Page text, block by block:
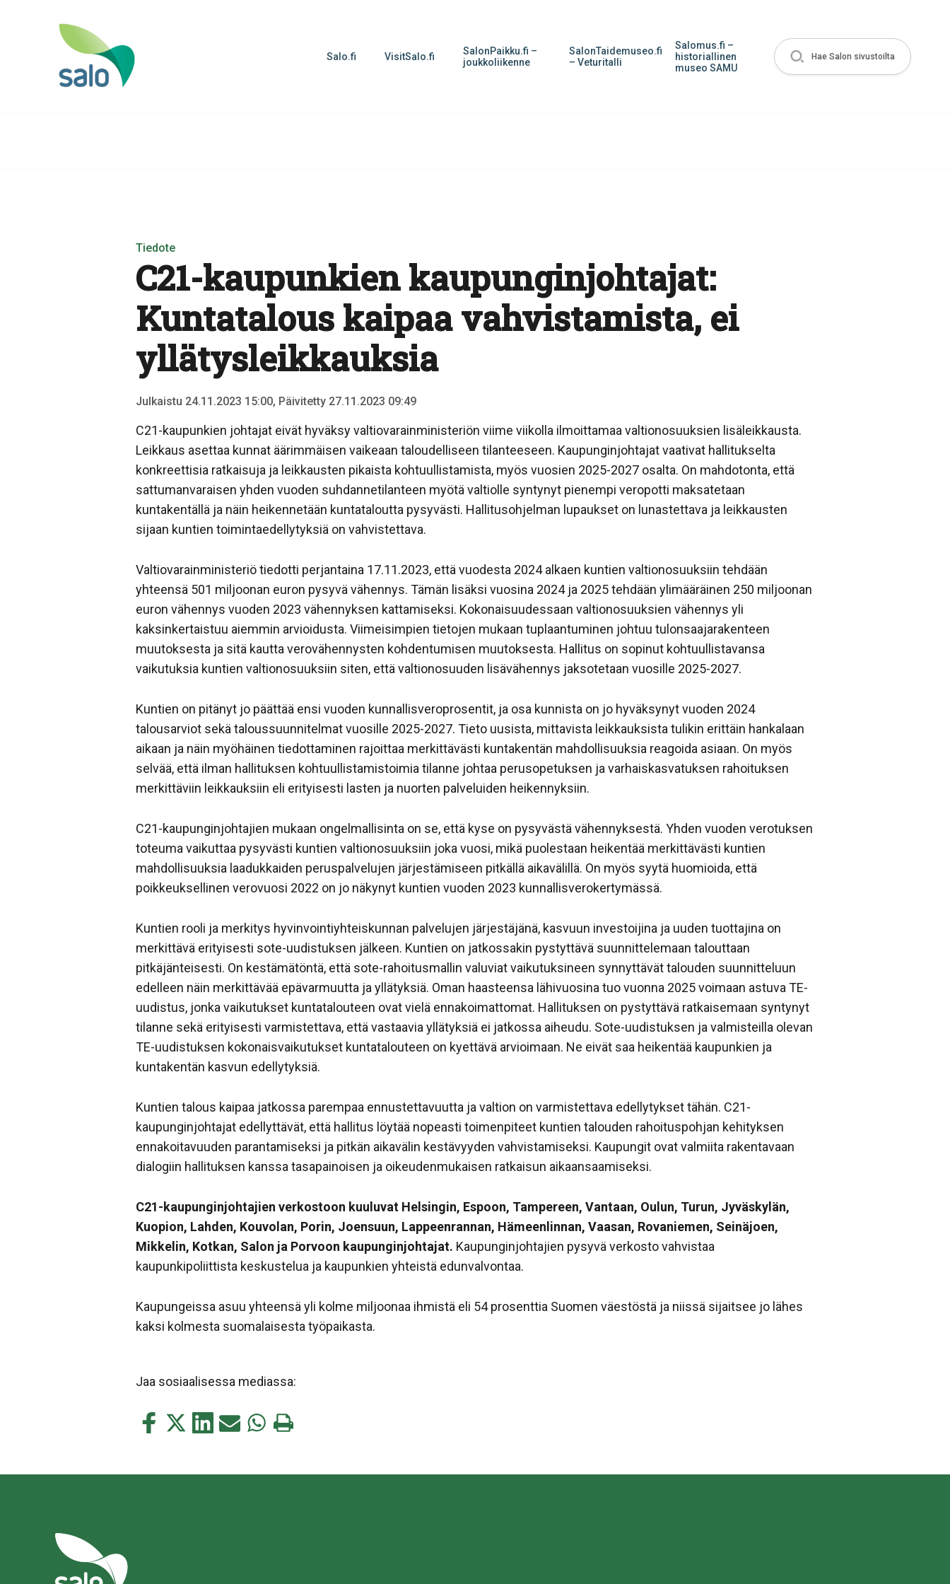
Salo.fi VisitSalo.fi
SalonPaikku.fi –
joukkoliikenne
SalonTaidemuseo.fi
– Veturitalli
Salomus.fi –
historiallinen
museo SAMU
Hae Salon sivustoilta
Tiedote
C21-kaupunkien kaupunginjohtajat:
Kuntatalous kaipaa vahvistamista, ei
yllätysleikkauksia
Julkaistu 24.11.2023 15:00, Päivitetty 27.11.2023 09:49
C21-kaupunkien johtajat eivät hyväksy valtiovarainministeriön viime viikolla ilmoittamaa valtionosuuksien lisäleikkausta.
Leikkaus asettaa kunnat äärimmäisen vaikeaan taloudelliseen tilanteeseen. Kaupunginjohtajat vaativat hallitukselta
konkreettisia ratkaisuja ja leikkausten pikaista kohtuullistamista, myös vuosien 2025-2027 osalta. On mahdotonta, että
sattumanvaraisen yhden vuoden suhdannetilanteen myötä valtiolle syntynyt pienempi veropotti maksatetaan
kuntakentällä ja näin heikennetään kuntataloutta pysyvästi. Hallitusohjelman lupaukset on lunastettava ja leikkausten
sijaan kuntien toimintaedellytyksiä on vahvistettava.
Valtiovarainministeriö tiedotti perjantaina 17.11.2023, että vuodesta 2024 alkaen kuntien valtionosuuksiin tehdään
yhteensä 501 miljoonan euron pysyvä vähennys. Tämän lisäksi vuosina 2024 ja 2025 tehdään ylimääräinen 250 miljoonan
euron vähennys vuoden 2023 vähennyksen kattamiseksi. Kokonaisuudessaan valtionosuuksien vähennys yli
kaksinkertaistuu aiemmin arvioidusta. Viimeisimpien tietojen mukaan tuplaantuminen johtuu tulonsaajarakenteen
muutoksesta ja sitä kautta verovähennysten kohdentumisen muutoksesta. Hallitus on sopinut kohtuullistavansa
vaikutuksia kuntien valtionosuuksiin siten, että valtionosuuden lisävähennys jaksotetaan vuosille 2025-2027.
Kuntien on pitänyt jo päättää ensi vuoden kunnallisveroprosentit, ja osa kunnista on jo hyväksynyt vuoden 2024
talousarviot sekä taloussuunnitelmat vuosille 2025-2027. Tieto uusista, mittavista leikkauksista tulikin erittäin hankalaan
aikaan ja näin myöhäinen tiedottaminen rajoittaa merkittävästi kuntakentän mahdollisuuksia reagoida asiaan. On myös
selvää, että ilman hallituksen kohtuullistamistoimia tilanne johtaa perusopetuksen ja varhaiskasvatuksen rahoituksen
merkittäviin leikkauksiin eli erityisesti lasten ja nuorten palveluiden heikennyksiin.
C21-kaupunginjohtajien mukaan ongelmallisinta on se, että kyse on pysyvästä vähennyksestä. Yhden vuoden verotuksen
toteuma vaikuttaa pysyvästi kuntien valtionosuuksiin joka vuosi, mikä puolestaan heikentää merkittävästi kuntien
mahdollisuuksia laadukkaiden peruspalvelujen järjestämiseen pitkällä aikavälillä. On myös syytä huomioida, että
poikkeuksellinen verovuosi 2022 on jo näkynyt kuntien vuoden 2023 kunnallisverokertymässä.
Kuntien rooli ja merkitys hyvinvointiyhteiskunnan palvelujen järjestäjänä, kasvuun investoijina ja uuden tuottajina on
merkittävä erityisesti sote-uudistuksen jälkeen. Kuntien on jatkossakin pystyttävä suunnittelemaan talouttaan
pitkäjänteisesti. On kestämätöntä, että sote-rahoitusmallin valuviat vaikutuksineen synnyttävät talouden suunnitteluun
edelleen näin merkittävää epävarmuutta ja yllätyksiä. Oman haasteensa lähivuosina tuo vuonna 2025 voimaan astuva TE-
uudistus, jonka vaikutukset kuntatalouteen ovat vielä ennakoimattomat. Hallituksen on pystyttävä ratkaisemaan syntynyt
tilanne sekä erityisesti varmistettava, että vastaavia yllätyksiä ei jatkossa aiheudu. Sote-uudistuksen ja valmisteilla olevan
TE-uudistuksen kokonaisvaikutukset kuntatalouteen on kyettävä arvioimaan. Ne eivät saa heikentää kaupunkien ja
kuntakentän kasvun edellytyksiä.
Kuntien talous kaipaa jatkossa parempaa ennustettavuutta ja valtion on varmistettava edellytykset tähän. C21-
kaupunginjohtajat edellyttävät, että hallitus löytää nopeasti toimenpiteet kuntien talouden rahoituspohjan kehityksen
ennakoitavuuden parantamiseksi ja pitkän aikavälin kestävyyden vahvistamiseksi. Kaupungit ovat valmiita rakentavaan
dialogiin hallituksen kanssa tasapainoisen ja oikeudenmukaisen ratkaisun aikaansaamiseksi.
C21-kaupunginjohtajien verkostoon kuuluvat Helsingin, Espoon, Tampereen, Vantaan, Oulun, Turun, Jyväskylän,
Kuopion, Lahden, Kouvolan, Porin, Joensuun, Lappeenrannan, Hämeenlinnan, Vaasan, Rovaniemen, Seinäjoen,
Mikkelin, Kotkan, Salon ja Porvoon kaupunginjohtajat. Kaupunginjohtajien pysyvä verkosto vahvistaa
kaupunkipoliittista keskustelua ja kaupunkien yhteistä edunvalvontaa.
Kaupungeissa asuu yhteensä yli kolme miljoonaa ihmistä eli 54 prosenttia Suomen väestöstä ja niissä sijaitsee jo lähes
kaksi kolmesta suomalaisesta työpaikasta.
Jaa sosiaalisessa mediassa:
Jaa
Jaa
Jaa Jaa Jaa Tulosta